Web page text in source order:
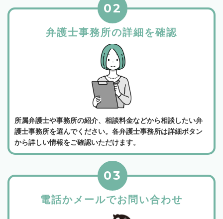
弁護士事務所の詳細を確認
02
所属弁護士や事務所の紹介、相談料金などから相談したい弁
護士事務所を選んでください。各弁護士事務所は詳細ボタン
から詳しい情報をご確認いただけます。
電話かメールでお問い合わせ
03